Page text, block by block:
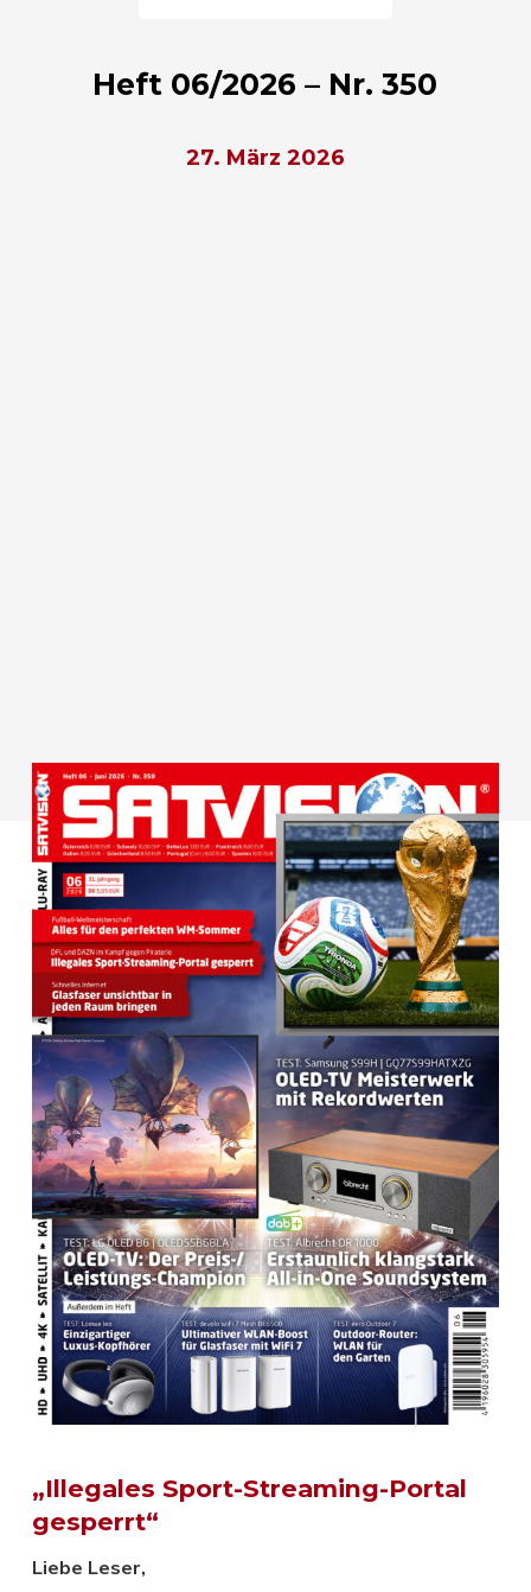
Heft 06/2026 – Nr. 350
27. März 2026
„Illegales Sport-Streaming-Portal
gesperrt“
Liebe Leser,